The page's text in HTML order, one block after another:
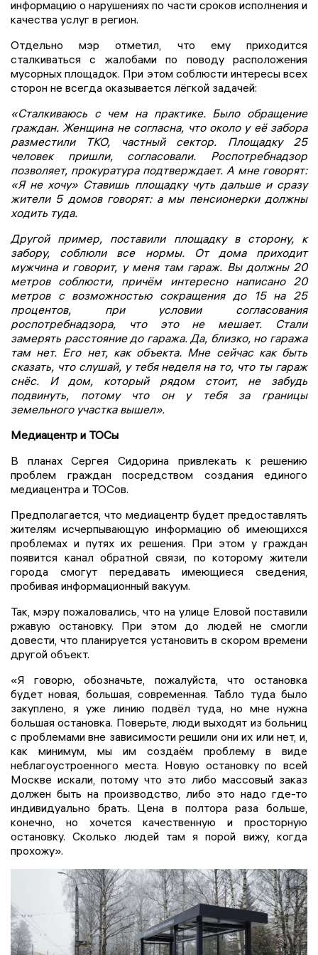
информацию о нарушениях по части сроков исполнения и
качества услуг в регион.
Отдельно мэр отметил, что ему приходится
сталкиваться с жалобами по поводу расположения
мусорных площадок. При этом соблюсти интересы всех
сторон не всегда оказывается лёгкой задачей:
«Сталкиваюсь с чем на практике. Было обращение
граждан. Женщина не согласна, что около у её забора
разместили ТКО, частный сектор. Площадку 25
человек пришли, согласовали. Роспотребнадзор
позволяет, прокуратура подтверждает. А мне говорят:
«Я не хочу» Ставишь площадку чуть дальше и сразу
жители 5 домов говорят: а мы пенсионерки должны
ходить туда.
Другой пример, поставили площадку в сторону, к
забору, соблюли все нормы. От дома приходит
мужчина и говорит, у меня там гараж. Вы должны 20
метров соблюсти, причём интересно написано 20
метров с возможностью сокращения до 15 на 25
процентов, при условии согласования
роспотребнадзора, что это не мешает. Стали
замерять расстояние до гаража. Да, близко, но гаража
там нет. Его нет, как объекта. Мне сейчас как быть
сказать, что слушай, у тебя неделя на то, что ты гараж
снёс. И дом, который рядом стоит, не забудь
подвинуть, потому что он у тебя за границы
земельного участка вышел».
Медиацентр и ТОСы
В планах Сергея Сидорина привлекать к решению
проблем граждан посредством создания единого
медиацентра и ТОСов.
Предполагается, что медиацентр будет предоставлять
жителям исчерпывающую информацию об имеющихся
проблемах и путях их решения. При этом у граждан
появится канал обратной связи, по которому жители
города смогут передавать имеющиеся сведения,
пробивая информационный вакуум.
Так, мэру пожаловались, что на улице Еловой поставили
ржавую остановку. При этом до людей не смогли
довести, что планируется установить в скором времени
другой объект.
«Я говорю, обозначьте, пожалуйста, что остановка
будет новая, большая, современная. Табло туда было
закуплено, я уже линию подвёл туда, но мне нужна
большая остановка. Поверьте, люди выходят из больниц
с проблемами вне зависимости решили они их или нет, и,
как минимум, мы им создаём проблему в виде
неблагоустроенного места. Новую остановку по всей
Москве искали, потому что это либо массовый заказ
должен быть на производство, либо это надо где-то
индивидуально брать. Цена в полтора раза больше,
конечно, но хочется качественную и просторную
остановку. Сколько людей там я порой вижу, когда
прохожу».